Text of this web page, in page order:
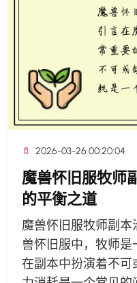
2026-03-26 00:20:04
魔兽怀旧服牧师
的平衡之道
魔兽怀旧服牧师副
兽怀旧服中，牧师
在副本中扮演着不